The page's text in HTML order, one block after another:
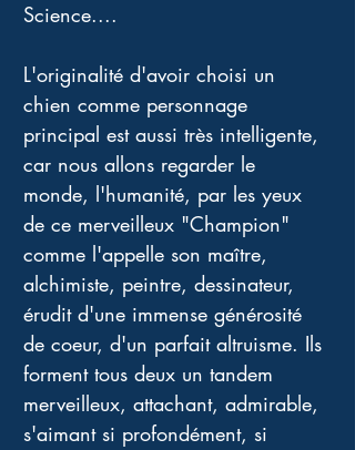
Science....
L'originalité d'avoir choisi un
chien comme personnage
principal est aussi très intelligente,
car nous allons regarder le
monde, l'humanité, par les yeux
de ce merveilleux "Champion"
comme l'appelle son maître,
alchimiste, peintre, dessinateur,
érudit d'une immense générosité
de coeur, d'un parfait altruisme. Ils
forment tous deux un tandem
merveilleux, attachant, admirable,
s'aimant si profondément, si